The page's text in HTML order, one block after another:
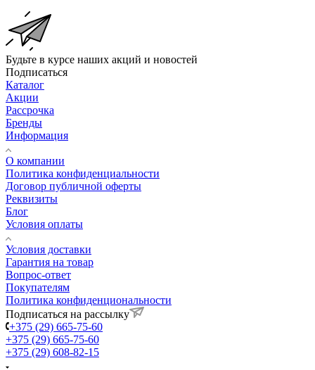
Будьте в курсе наших акций и новостей
Подписаться
Каталог
Акции
Рассрочка
Бренды
Информация
О компании
Политика конфиденциальности
Договор публичной оферты
Реквизиты
Блог
Условия оплаты
Условия доставки
Гарантия на товар
Вопрос-ответ
Покупателям
Политика конфиденциональности
Подписаться на рассылку
+375 (29) 665-75-60
+375 (29) 665-75-60
+375 (29) 608-82-15